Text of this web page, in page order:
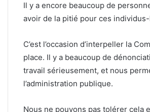
Il y a encore beaucoup de
avoir de la pitié pour ces
C’est l’occasion d’interpeller la
place. Il y a beaucoup de
travail sérieusement, et nous
l’administration publique.
Nous ne pouvons pas tolérer cela